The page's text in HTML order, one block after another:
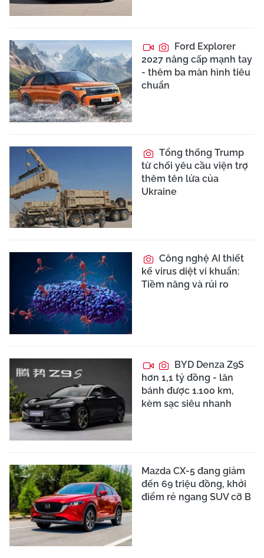
Ford Explorer
2027 nâng cấp mạnh tay
- thêm ba màn hình tiêu
chuẩn
Tổng thống Trump
từ chối yêu cầu viện trợ
thêm tên lửa của
Ukraine
Công nghệ AI thiết
kế virus diệt vi khuẩn:
Tiềm năng và rủi ro
BYD Denza Z9S
hơn 1,1 tỷ đồng - lăn
bánh được 1.100 km,
kèm sạc siêu nhanh
Mazda CX-5 đang giảm
đến 69 triệu đồng, khởi
điểm rẻ ngang SUV cỡ B